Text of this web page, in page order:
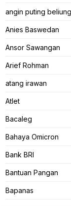
angin puting beliung
Anies Baswedan
Ansor Sawangan
Arief Rohman
atang irawan
Atlet
Bacaleg
Bahaya Omicron
Bank BRI
Bantuan Pangan
Bapanas